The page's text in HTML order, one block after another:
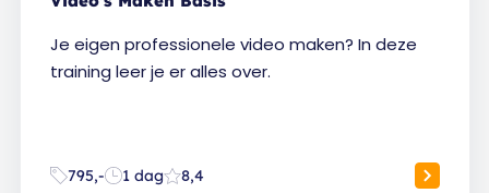
Je eigen professionele video maken? In deze
training leer je er alles over.
795,- 1 dag 8,4